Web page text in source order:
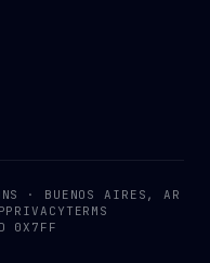
· BUENOS AIRES, AR
PRIVACY TERMS
0X7FF